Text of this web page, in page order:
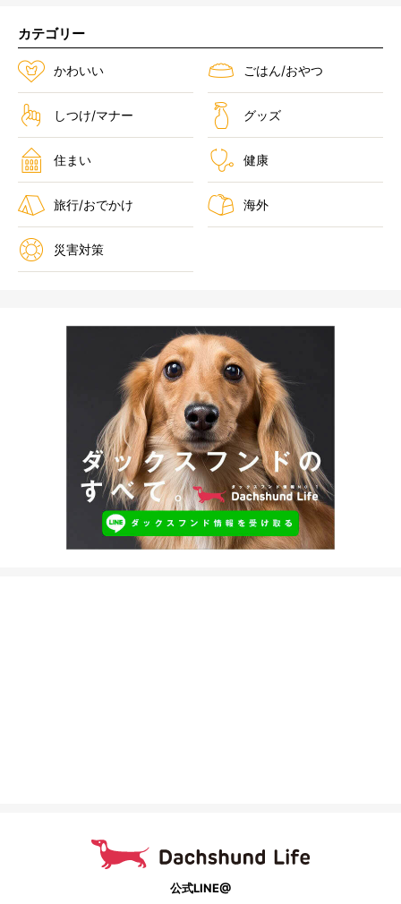
カテゴリー
かわいい ごはん/おやつ
しつけ/マナー グッズ
住まい 健康
旅行/おでかけ 海外
災害対策
公式LINE@